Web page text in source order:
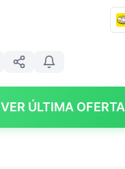
VER ÚLTIMA OFERTA